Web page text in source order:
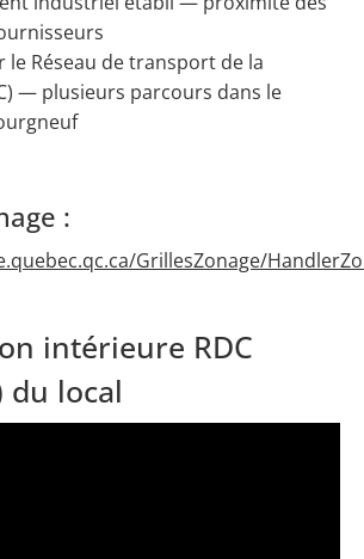
le Réseau de transport de la
— plusieurs parcours dans le
:
GrillesZonage/
intérieure RDC
du local